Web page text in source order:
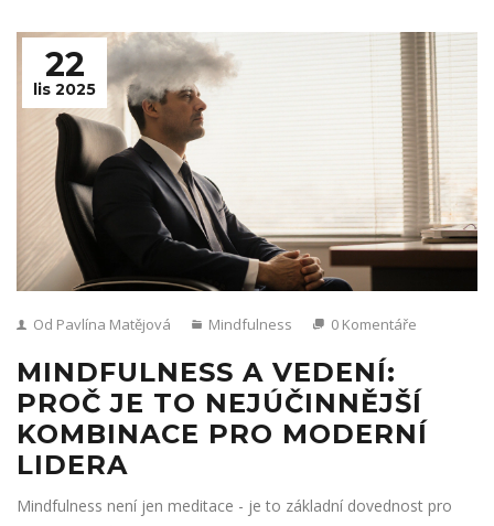
22
lis 2025
Od Pavlína Matějová Mindfulness 0 Komentáře
MINDFULNESS A VEDENÍ:
PROČ JE TO NEJÚČINNĚJŠÍ
KOMBINACE PRO MODERNÍ
LIDERA
Mindfulness není jen meditace - je to základní dovednost pro